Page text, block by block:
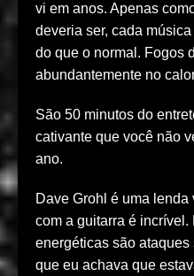
vi em anos. Apenas
deveria ser, cada
do que o normal. Fogos
abundantemente no
São 50 minutos do
cativante que você não
ano.
Dave Grohl é uma lenda
com a guitarra é
energéticas são
que eu achava que